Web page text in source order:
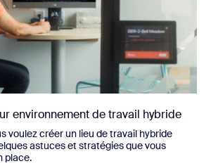
environnement de travail hybride
voulez créer un lieu de travail hybride
astuces et stratégies que vous
place.